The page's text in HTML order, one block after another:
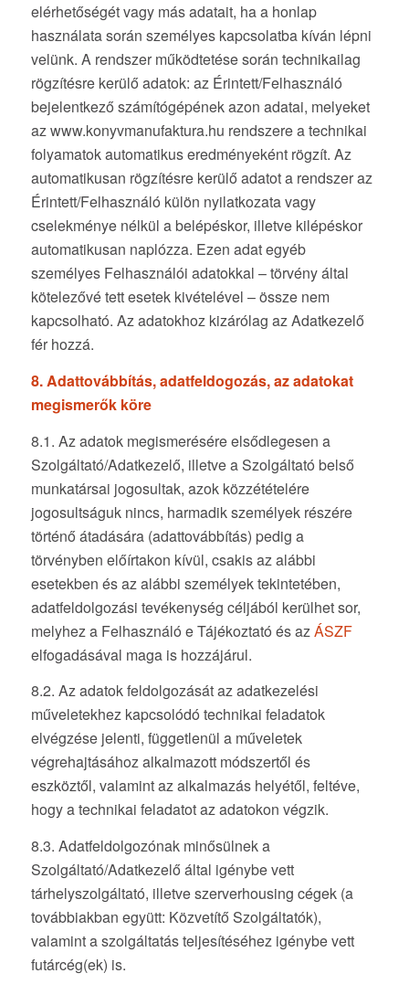
elérhetőségét vagy más adatait, ha a honlap
használata során személyes kapcsolatba kíván lépni
velünk. A rendszer működtetése során technikailag
rögzítésre kerülő adatok: az Érintett/Felhasználó
bejelentkező számítógépének azon adatai, melyeket
az www.konyvmanufaktura.hu rendszere a technikai
folyamatok automatikus eredményeként rögzít. Az
automatikusan rögzítésre kerülő adatot a rendszer az
Érintett/Felhasználó külön nyilatkozata vagy
cselekménye nélkül a belépéskor, illetve kilépéskor
automatikusan naplózza. Ezen adat egyéb
személyes Felhasználói adatokkal – törvény által
kötelezővé tett esetek kivételével – össze nem
kapcsolható. Az adatokhoz kizárólag az Adatkezelő
fér hozzá.
8. Adattovábbítás, adatfeldogozás, az adatokat
megismerők köre
8.1. Az adatok megismerésére elsődlegesen a
Szolgáltató/Adatkezelő, illetve a Szolgáltató belső
munkatársai jogosultak, azok közzétételére
jogosultságuk nincs, harmadik személyek részére
történő átadására (adattovábbítás) pedig a
törvényben előírtakon kívül, csakis az alábbi
esetekben és az alábbi személyek tekintetében,
adatfeldolgozási tevékenység céljából kerülhet sor,
melyhez a Felhasználó e Tájékoztató és az ÁSZF
elfogadásával maga is hozzájárul.
8.2. Az adatok feldolgozását az adatkezelési
műveletekhez kapcsolódó technikai feladatok
elvégzése jelenti, függetlenül a műveletek
végrehajtásához alkalmazott módszertől és
eszköztől, valamint az alkalmazás helyétől, feltéve,
hogy a technikai feladatot az adatokon végzik.
8.3. Adatfeldolgozónak minősülnek a
Szolgáltató/Adatkezelő által igénybe vett
tárhelyszolgáltató, illetve szerverhousing cégek (a
továbbiakban együtt: Közvetítő Szolgáltatók),
valamint a szolgáltatás teljesítéséhez igénybe vett
futárcég(ek) is.